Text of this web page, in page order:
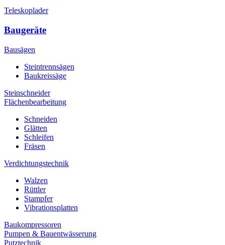
Teleskoplader
Baugeräte
Bausägen
Steintrennsägen
Baukreissäge
Steinschneider
Flächenbearbeitung
Schneiden
Glätten
Schleifen
Fräsen
Verdichtungstechnik
Walzen
Rüttler
Stampfer
Vibrationsplatten
Baukompressoren
Pumpen & Bauentwässerung
Putztechnik